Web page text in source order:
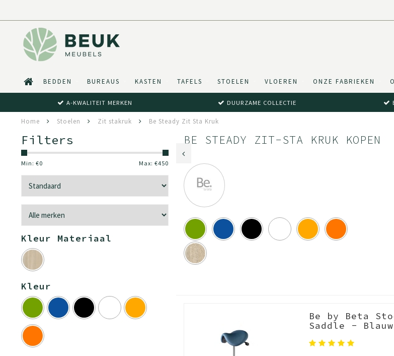
BEDDEN BUREAUS KASTEN TAFELS STOELEN VLOEREN ONZE FABRIEKEN
A-KWALITEIT MERKEN DUURZAME COLLECTIE
Home Stoelen Zit stakruk Be Steady Zit Sta Kruk
Filters
Min: €0 Max: €450
Kleur Materiaal
Kleur
BE STEADY ZIT-STA KRUK KOPEN
Be by Beta
Saddle -